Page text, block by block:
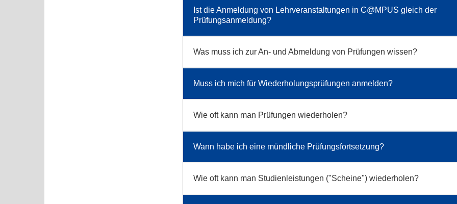
Ist die Anmeldung von Lehrveranstaltungen in C@MPUS gleich der
Prüfungsanmeldung?
Was muss ich zur An- und Abmeldung von Prüfungen wissen?
Muss ich mich für Wiederholungsprüfungen anmelden?
Wie oft kann man Prüfungen wiederholen?
Wann habe ich eine mündliche Prüfungsfortsetzung?
Wie oft kann man Studienleistungen ("Scheine") wiederholen?